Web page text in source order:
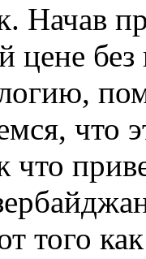
Начав
цене
что
что
того